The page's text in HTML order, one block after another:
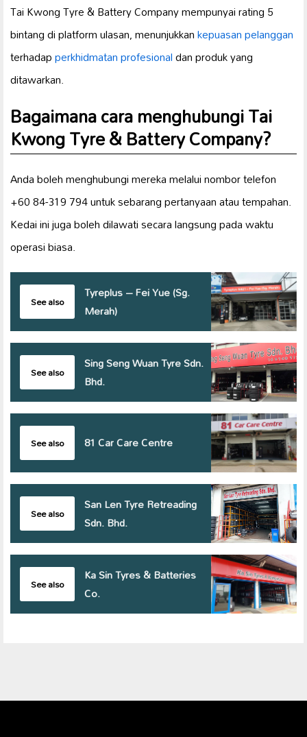
Tai Kwong Tyre & Battery Company mempunyai rating 5
bintang di platform ulasan, menunjukkankepuasan pelanggan
terhadapperkhidmatan profesionaldan produk yang
ditawarkan.
Bagaimana cara menghubungi Tai
Kwong Tyre & Battery Company?
Anda boleh menghubungi mereka melalui nombor telefon
+60 84-319 794 untuk sebarang pertanyaan atau tempahan.
Kedai ini juga boleh dilawati secara langsung pada waktu
operasi biasa.
See also
Tyreplus – Fei Yue (Sg.
Merah)
See also
Sing Seng Wuan Tyre Sdn.
Bhd.
See also 81 Car Care Centre
See also
San Len Tyre Retreading
Sdn. Bhd.
See also
Ka Sin Tyres & Batteries
Co.